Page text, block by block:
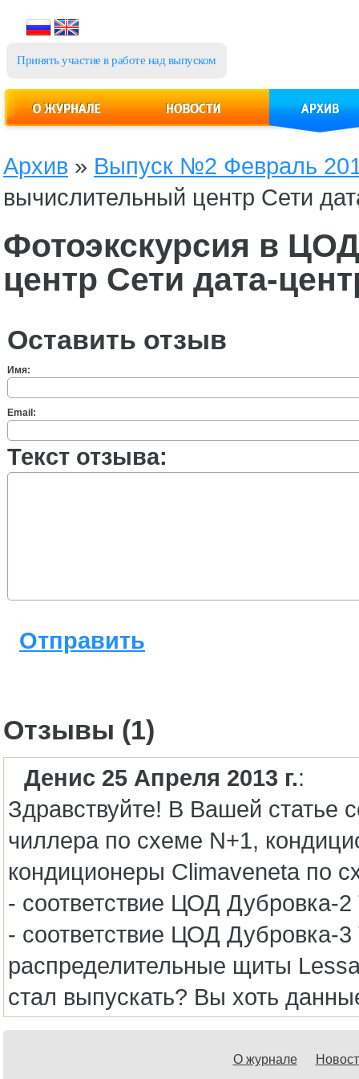
Принять участие в работе над выпуском
Архив » Выпуск №2 Февраль
вычислительный центр Сети
Фотоэкскурсия в
центр Сети дата-
Оставить отзыв
Имя:
Email:
Текст отзыва:
Отправить
Отзывы (1)
Денис 25 Апреля 2013 г.:
Здравствуйте! В Вашей статье
чиллера по схеме N+1,
кондиционеры Climaveneta по
- соответствие ЦОД Дубровка-
- соответствие ЦОД Дубровка-
распределительные щиты
стал выпускать? Вы хоть
О журнале